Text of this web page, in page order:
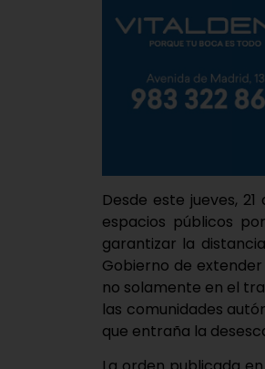
Desde este jueves,
espacios públicos
garantizar la
Gobierno de
no solamente en el
las comunidades
que entraña la